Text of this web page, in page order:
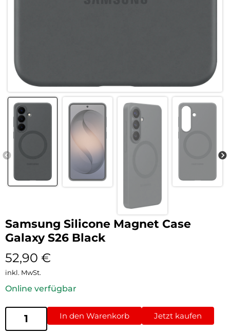
Samsung Silicone Magnet Case
Galaxy S26 Black
52,90 €
inkl. MwSt.
Online verfügbar
In den Warenkorb Jetzt kaufen